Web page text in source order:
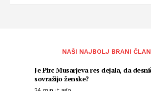
NAŠI NAJBOLJ BRANI
Je Pirc Musarjeva res dejala, da
sovražijo ženske?